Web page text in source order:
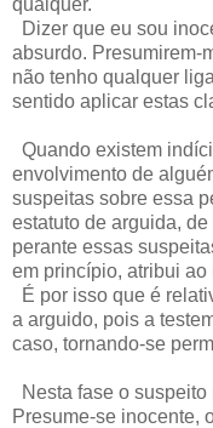
qualquer.
Dizer que eu sou
absurdo. Presumirem-
não tenho qualquer
sentido aplicar estas
Quando existem
envolvimento de
suspeitas sobre essa
estatuto de arguida,
perante essas
em princípio, atribui
É por isso que é
a arguido, pois a
caso, tornando-se
Nesta fase o
Presume-se inocente,